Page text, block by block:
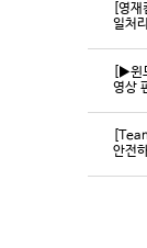
[영
일처
[▶윈
영상
안전